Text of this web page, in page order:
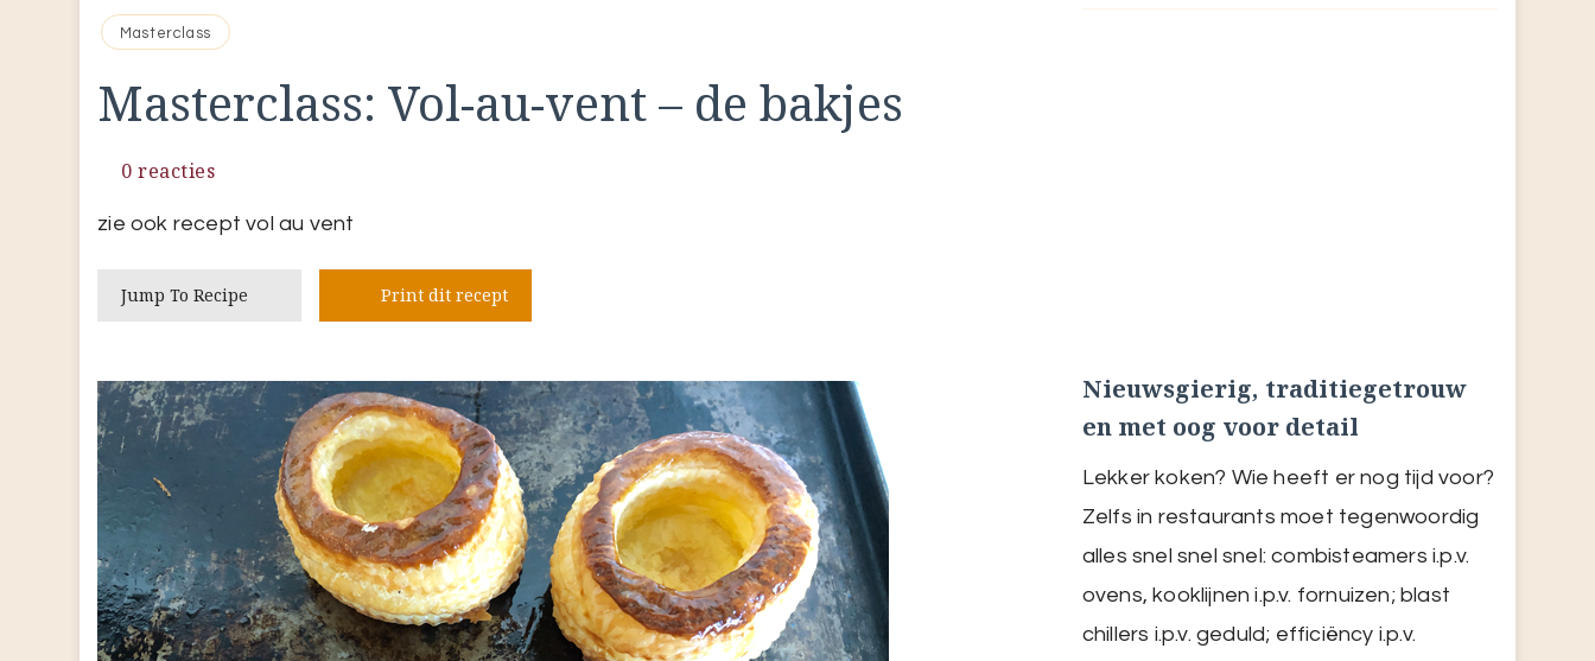
Masterclass
Masterclass: Vol-au-vent – de bakjes
0 reacties
zie ook recept vol au vent
Jump To Recipe Print dit recept
Nieuwsgierig, traditiegetrouw
en met oog voor detail
Lekker koken? Wie heeft er nog tijd voor?
Zelfs in restaurants moet tegenwoordig
alles snel snel snel: combisteamers i.p.v.
ovens, kooklijnen i.p.v. fornuizen; blast
chillers i.p.v. geduld; efficiëncy i.p.v.